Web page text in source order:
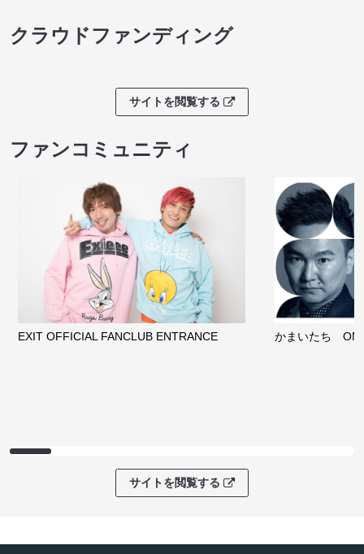
クラウドファンディング
サイトを閲覧する
ファンコミュニティ
EXIT OFFICIAL FANCLUB ENTRANCE かまいたち
サイトを閲覧する